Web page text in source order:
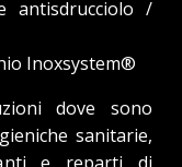
antisdrucciolo /
Inoxsystem®
dove sono
sanitarie,